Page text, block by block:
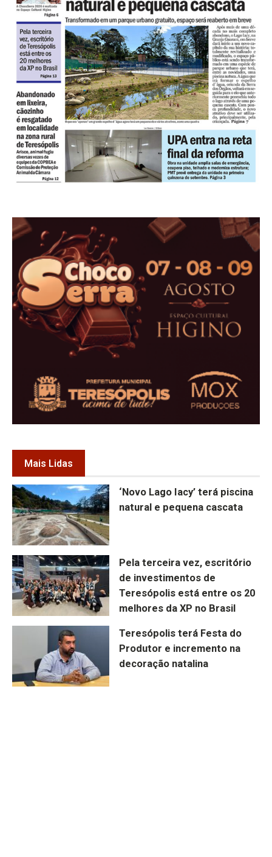
Mais Lidas
‘Novo Lago Iacy’ terá piscina
natural e pequena cascata
Pela terceira vez, escritório
de investimentos de
Teresópolis está entre os 20
melhores da XP no Brasil
Teresópolis terá Festa do
Produtor e incremento na
decoração natalina